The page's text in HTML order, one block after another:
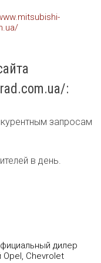
:
запросам
в день.
дилер
Opel, Chevrolet